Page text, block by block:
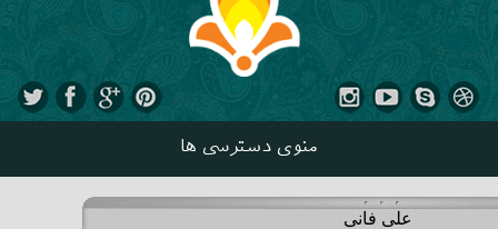
منوی دسترسی ها
علی فانی